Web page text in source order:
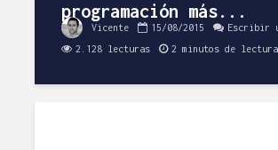
programación más...
Vicente 15/08/2015 Escribir
2.128 lecturas 2 minutos de lectura